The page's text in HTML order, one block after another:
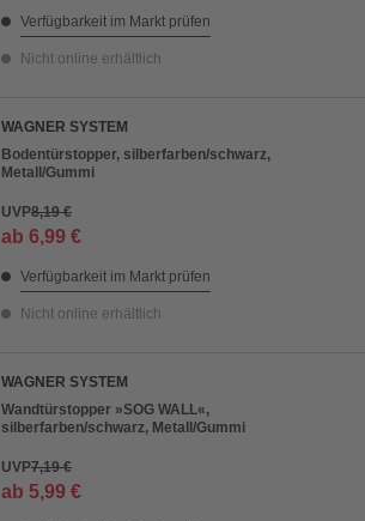
Verfügbarkeit im Markt prüfen
Nicht online erhältlich
WAGNER SYSTEM
Bodentürstopper, silberfarben/schwarz,
Metall/Gummi
UVP8,19 €
ab 6,99 €
Verfügbarkeit im Markt prüfen
Nicht online erhältlich
WAGNER SYSTEM
Wandtürstopper »SOG WALL«,
silberfarben/schwarz, Metall/Gummi
UVP7,19 €
ab 5,99 €